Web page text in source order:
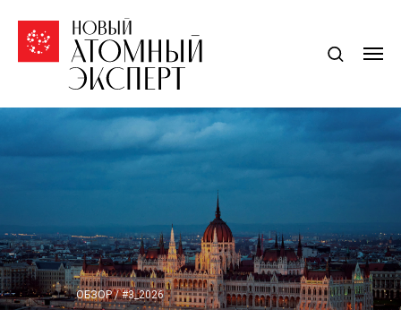
ОБЗОР / #3_2026